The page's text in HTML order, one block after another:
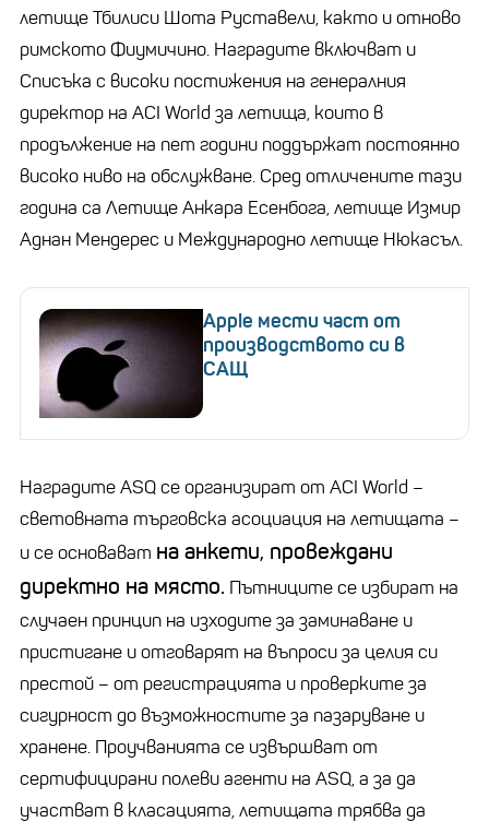
летище Тбилиси Шота Руставели, както и отново
римското Фиумичино. Наградите включват и
Списъка с високи постижения на генералния
директор на ACI World за летища, които в
продължение на пет години поддържат постоянно
високо ниво на обслужване. Сред отличените тази
година са Летище Анкара Есенбога, летище Измир
Аднан Мендерес и Международно летище Нюкасъл.
Apple мести част от
производството си в
САЩ
Наградите ASQ се организират от ACI World –
световната търговска асоциация на летищата –
и се основават на анкети, провеждани
директно на място. Пътниците се избират на
случаен принцип на изходите за заминаване и
пристигане и отговарят на въпроси за целия си
престой – от регистрацията и проверките за
сигурност до възможностите за пазаруване и
хранене. Проучванията се извършват от
сертифицирани полеви агенти на ASQ, а за да
участват в класацията, летищата трябва да